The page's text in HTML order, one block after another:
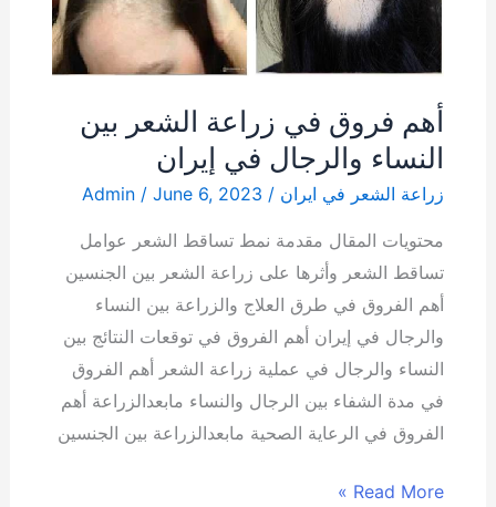
أهم فروق في زراعة الشعر بين
النساء والرجال في إيران
زراعة الشعر في ايران /
Admin / June 6, 2023
محتويات المقال مقدمة نمط تساقط الشعر عوامل
تساقط الشعر وأثرها على زراعة الشعر بين الجنسين
أهم الفروق في طرق العلاج والزراعة بين النساء
والرجال في إيران أهم الفروق في توقعات النتائج بين
النساء والرجال في عملية زراعة الشعر أهم الفروق
في مدة الشفاء بين الرجال والنساء مابعدالزراعة أهم
الفروق في الرعاية الصحية مابعدالزراعة بين الجنسين
في
إيران
Read More »